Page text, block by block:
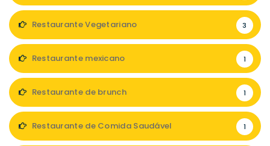
Restaurante Vegetariano 3
Restaurante mexicano 1
Restaurante de brunch 1
Restaurante de Comida Saudável 1